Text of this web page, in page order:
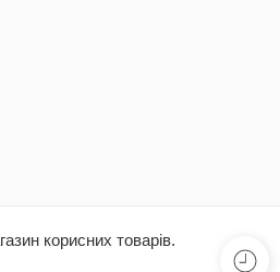
корисних товарів.